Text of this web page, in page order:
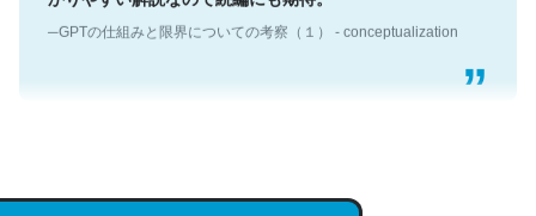
─GPTの仕組みと限界についての考察（１） - conceptualization
説してる記事が少ないので貴重な良記事。/続編来た